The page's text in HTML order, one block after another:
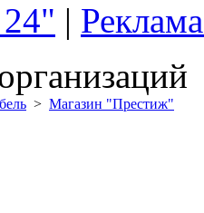
|
> Магазин "Престиж"